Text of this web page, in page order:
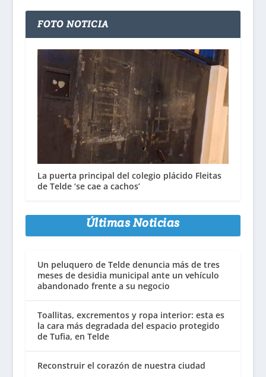
FOTO NOTICIA
La puerta principal del colegio plácido Fleitas
de Telde ‘se cae a cachos’
Últimas Noticias
Un peluquero de Telde denuncia más de tres
meses de desidia municipal ante un vehículo
abandonado frente a su negocio
Toallitas, excrementos y ropa interior: esta es
la cara más degradada del espacio protegido
de Tufia, en Telde
Reconstruir el corazón de nuestra ciudad